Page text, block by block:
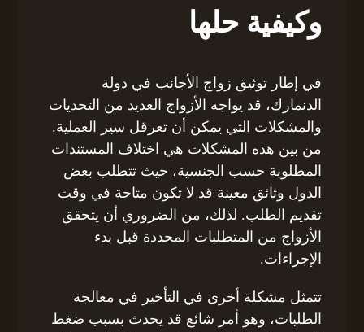
وكيفية حلها
في إطار توثيق زواج الأجانب في دولة
الدنمارك، قد يواجه الأزواج العديد من التحديات
والمشكلات التي يمكن أن تعرقل سير العملية.
من بين هذه المشكلات هي اختلاف المستندات
المطلوبة حسب الجنسية، حيث تتطلب بعض
الدول وثائق معينة قد لا تكون متاحة في وقت
تقديم الطلب. لذلك، من الضروري أن يتحقق
الأزواج من المتطلبات المحددة قبل بدء
الإجراءات.
تتمثل مشكلة أخرى في التأخير في معالجة
الطلبات، وهو أمر شائع قد يحدث بسبب ضغط